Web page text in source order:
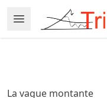
to
article
to
Open Menu
Made with
La vague montante